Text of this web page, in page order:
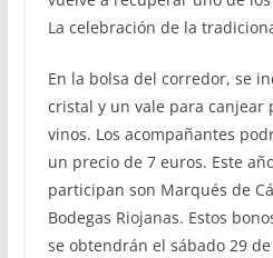
La celebración de la
En la bolsa del corredor, se
cristal y un vale para canjear
vinos. Los acompañantes
un precio de 7 euros. Este
participan son Marqués de
Bodegas Riojanas. Estos
se obtendrán el sábado 29